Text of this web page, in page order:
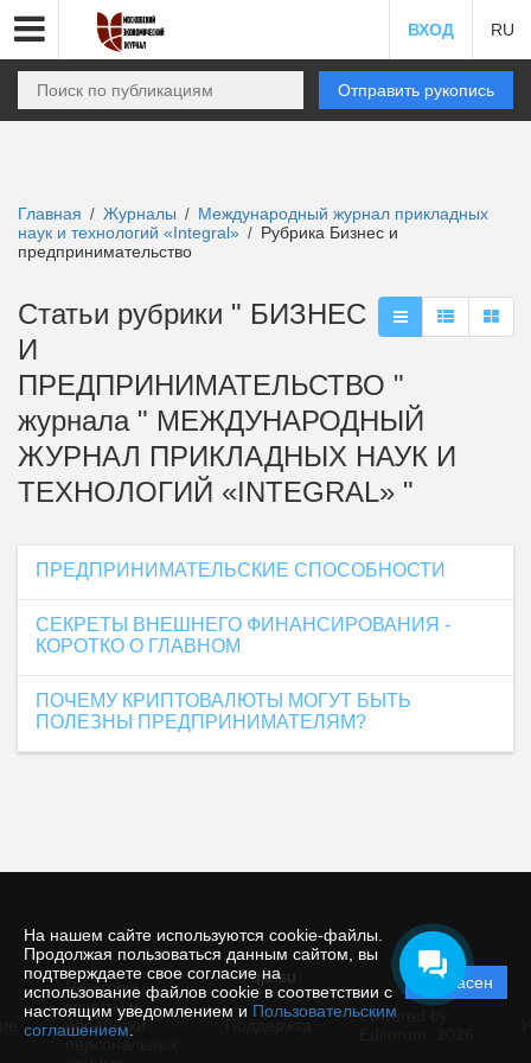
На нашем сайте используются cookie-файлы.
Продолжая пользоваться данным сайтом, вы
подтверждаете свое согласие на
использование файлов cookie в соответствии с
настоящим уведомлением и Пользовательским
соглашением
Согласен
ВХОД RU
Отправить рукопись
Главная / Журналы / Международный журнал прикладных
наук и технологий «Integral» / Рубрика Бизнес и
предпринимательство
Статьи рубрики " БИЗНЕС
И
ПРЕДПРИНИМАТЕЛЬСТВО "
журнала " МЕЖДУНАРОДНЫЙ
ЖУРНАЛ ПРИКЛАДНЫХ НАУК И
ТЕХНОЛОГИЙ «INTEGRAL» "
ПРЕДПРИНИМАТЕЛЬСКИЕ СПОСОБНОСТИ
СЕКРЕТЫ ВНЕШНЕГО ФИНАНСИРОВАНИЯ -
КОРОТКО О ГЛАВНОМ
ПОЧЕМУ КРИПТОВАЛЮТЫ МОГУТ БЫТЬ
ПОЛЕЗНЫ ПРЕДПРИНИМАТЕЛЯМ?
© qje.su
Политика
защиты и
обработки
Powered by